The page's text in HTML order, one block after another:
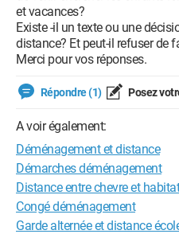
et vacances?
Existe -il un texte ou une
distance? Et peut-il refuser de
Merci pour vos réponses.
Répondre (1) Posez
A voir également:
Déménagement et distance
Démarches déménagement
Distance entre chevre et
Congé déménagement
Garde alternée et distance